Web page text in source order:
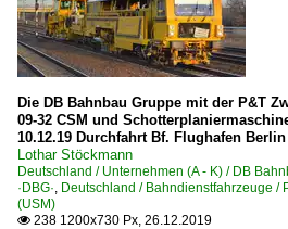
P&T 09-32 CSM
P&T
P&T MFS Materialförder-
P&T
P&T Schotterverteil-und
Die DB Bahnbau Gruppe mit der P&T
09-32 CSM und
10.12.19 Durchfahrt Bf. Flughafen
Lothar Stöckmann
Deutschland / Unternehmen (A - K) / DB
·DBG·, Deutschland / Bahndienstfahrzeuge /
(USM)
 238 1200x730 Px, 26.12.2019